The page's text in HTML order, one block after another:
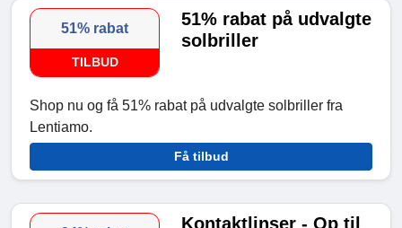
51% rabat
TILBUD
51% rabat på udvalgte
solbriller
Shop nu og få 51% rabat på udvalgte solbriller fra
Lentiamo.
Få tilbud
Kontaktlinser - Op til